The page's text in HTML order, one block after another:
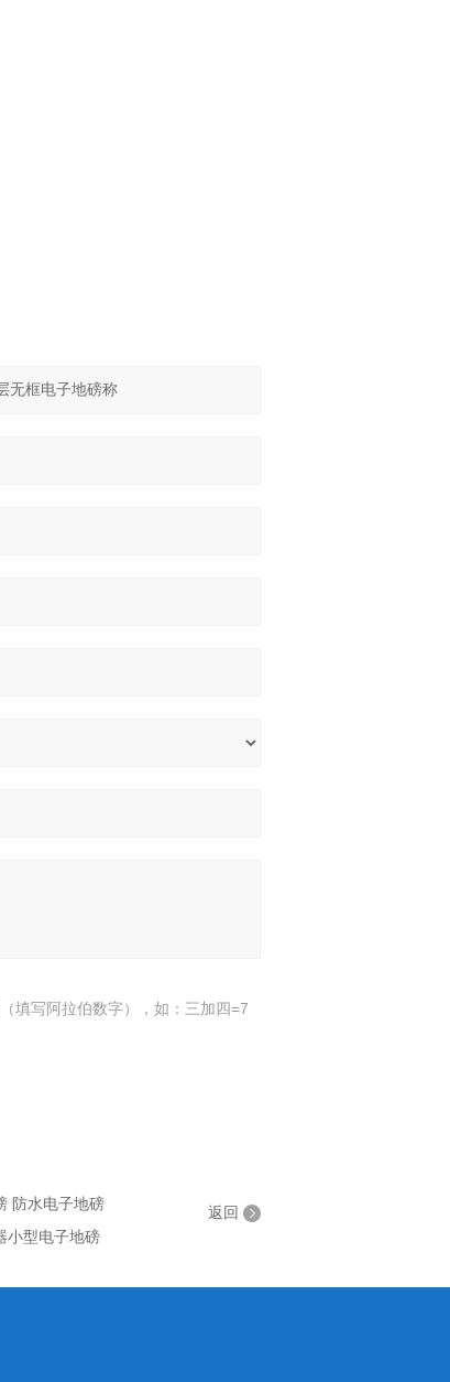
填写阿拉伯数字），如：三加四=7
防水电子地磅
小型电子地磅
返回